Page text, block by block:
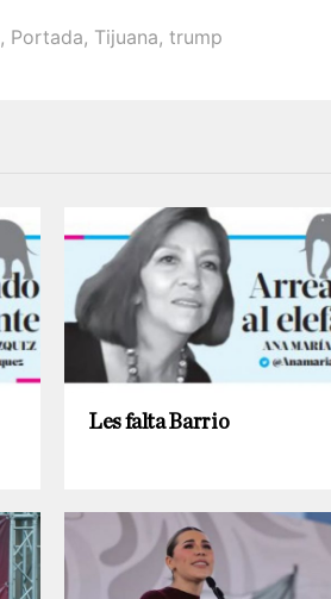
, Portada, Tijuana, trump
Les falta Barrio